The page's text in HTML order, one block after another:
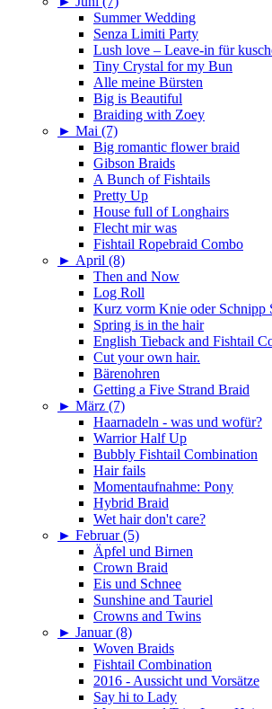
Summer Wedding
Senza Limiti Party
Lush love – Leave-in für
Tiny Crystal for my Bun
Alle meine Bürsten
Big is Beautiful
Braiding with Zoey
► Mai (7)
Big romantic flower braid
Gibson Braids
A Bunch of Fishtails
Pretty Up
House full of Longhairs
Flecht mir was
Fishtail Ropebraid Combo
► April (8)
Then and Now
Log Roll
Kurz vorm Knie oder Schnipp
Spring is in the hair
English Tieback and Fishtail
Cut your own hair.
Bärenohren
Getting a Five Strand Braid
► März (7)
Haarnadeln - was und wofür?
Warrior Half Up
Bubbly Fishtail Combination
Hair fails
Momentaufnahme: Pony
Hybrid Braid
Wet hair don't care?
► Februar (5)
Äpfel und Birnen
Crown Braid
Eis und Schnee
Sunshine and Tauriel
Crowns and Twins
► Januar (8)
Woven Braids
Fishtail Combination
2016 - Aussicht und Vorsätze
Say hi to Lady